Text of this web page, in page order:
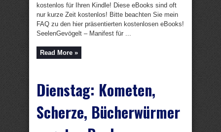
kostenlos für Ihren Kindle! Diese eBooks sind oft
nur kurze Zeit kostenlos! Bitte beachten Sie mein
FAQ zu den hier präsentierten kostenlosen eBooks!
SeelenGevögelt – Manifest für ...
Read More »
Dienstag: Kometen,
Scherze, Bücherwürmer